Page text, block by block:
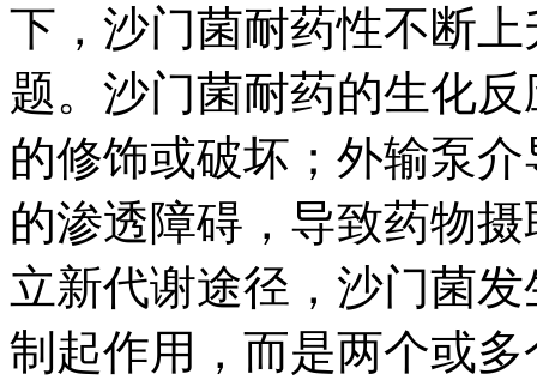
下，沙门菌耐药性不断
题。沙门菌耐药的生化
的修饰或破坏；外输泵
的渗透障碍，导致药物
立新代谢途径，沙门菌
制起作用，而是两个或